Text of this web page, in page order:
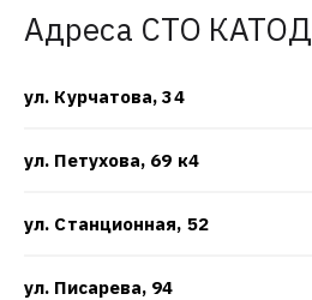
Адреса СТО КАТОД
ул. Курчатова, 34
ул. Петухова, 69 к4
ул. Станционная, 52
ул. Писарева, 94